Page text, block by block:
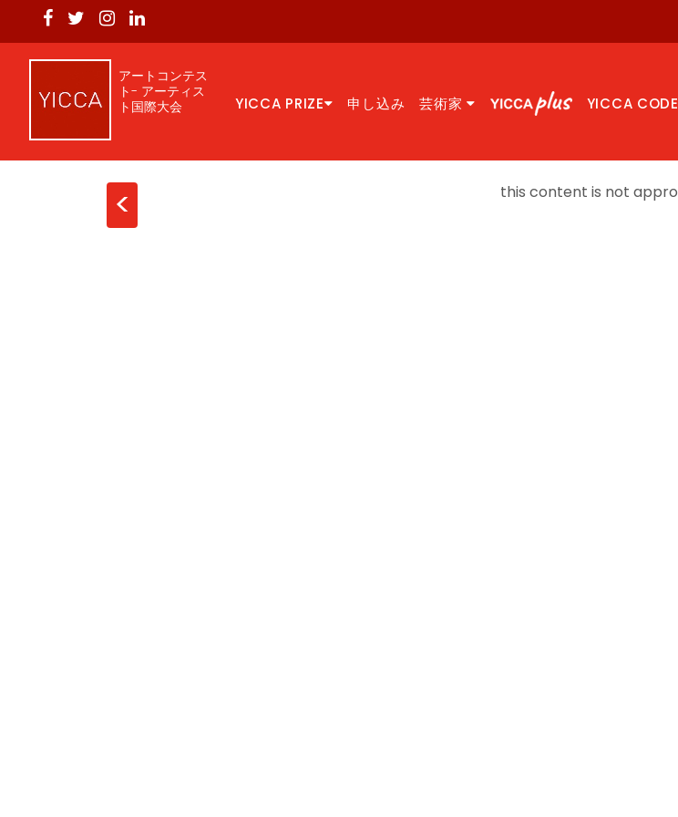
アートコンテス
ト- アーティス
ト国際大会
YICCA PRIZE 申し込み 芸術家 YICCA CODE
< this content is not